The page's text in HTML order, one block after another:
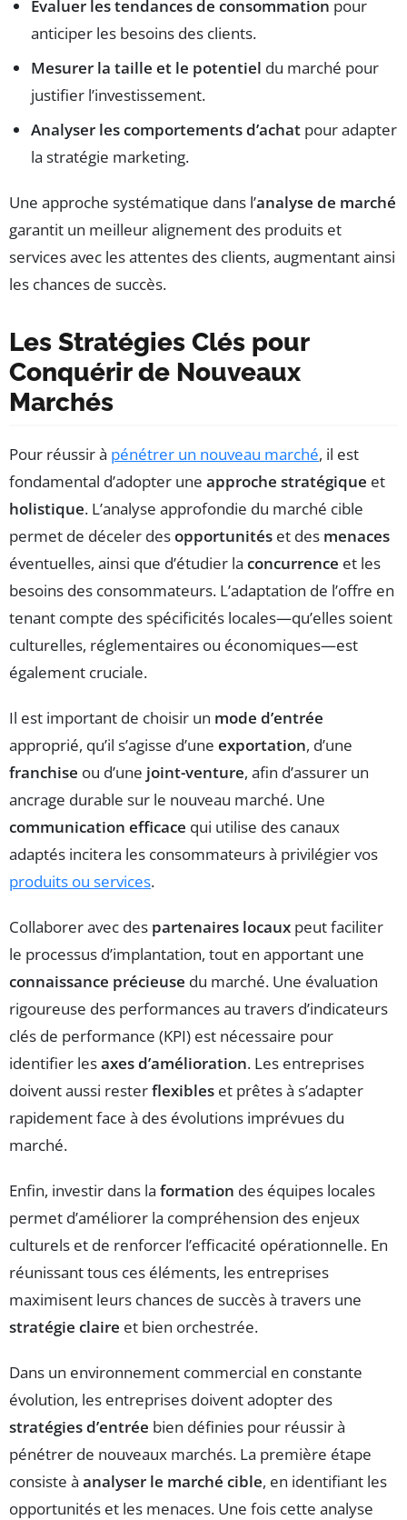
Évaluer les tendances de consommation pour
anticiper les besoins des clients.
Mesurer la taille et le potentiel du marché pour
justifier l’investissement.
Analyser les comportements d’achat pour adapter
la stratégie marketing.
Une approche systématique dans l’analyse de marché
garantit un meilleur alignement des produits et
services avec les attentes des clients, augmentant ainsi
les chances de succès.
Les Stratégies Clés pour
Conquérir de Nouveaux
Marchés
Pour réussir à pénétrer un nouveau marché, il est
fondamental d’adopter une approche stratégique et
holistique. L’analyse approfondie du marché cible
permet de déceler desopportunités et des menaces
éventuelles, ainsi que d’étudier la concurrence et les
besoins des consommateurs. L’adaptation de l’offre en
tenant compte des spécificités locales—qu’elles soient
culturelles, réglementaires ou économiques—est
également cruciale.
Il est important de choisir un mode d’entrée
approprié, qu’il s’agisse d’une exportation, d’une
franchise ou d’une joint-venture, afin d’assurer un
ancrage durable sur le nouveau marché. Une
communication efficace qui utilise des canaux
adaptés incitera les consommateurs à privilégier vos
produits ou services.
Collaborer avec des partenaires locaux peut faciliter
le processus d’implantation, tout en apportant une
connaissance précieuse du marché. Une évaluation
rigoureuse des performances au travers d’indicateurs
clés de performance (KPI) est nécessaire pour
identifier lesaxes d’amélioration. Les entreprises
doivent aussi resterflexibles et prêtes à s’adapter
rapidement face à des évolutions imprévues du
marché.
Enfin, investir dans la formation des équipes locales
permet d’améliorer la compréhension des enjeux
culturels et de renforcer l’efficacité opérationnelle. En
réunissant tous ces éléments, les entreprises
maximisent leurs chances de succès à travers une
stratégie claire et bien orchestrée.
Dans un environnement commercial en constante
évolution, les entreprises doivent adopter des
stratégies d’entrée bien définies pour réussir à
pénétrer de nouveaux marchés. La première étape
consiste à analyser le marché cible, en identifiant les
opportunités et les menaces. Une fois cette analyse